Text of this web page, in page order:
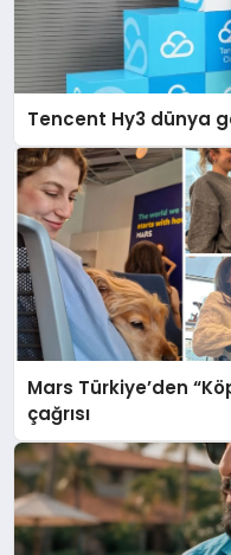
Tencent Hy3 dünya
Mars Türkiye’den
çağrısı